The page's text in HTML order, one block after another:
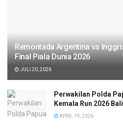
Remontada Argentina vs
Final Piala Dunia 2026
JULI 20, 2026
Perwakilan Polda
Kemala Run 2026
APRIL 19, 2026